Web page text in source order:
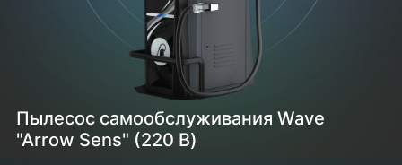
Пылесос самообслуживания Wave
"Arrow Sens" (220 В)